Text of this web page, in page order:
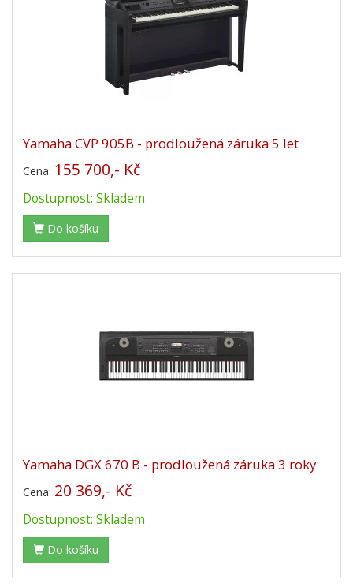
Yamaha CVP 905B - prodloužená záruka 5 let
Cena: 155 700,- Kč
Dostupnost: Skladem
Do košíku
Yamaha DGX 670 B - prodloužená záruka 3 roky
Cena: 20 369,- Kč
Dostupnost: Skladem
Do košíku